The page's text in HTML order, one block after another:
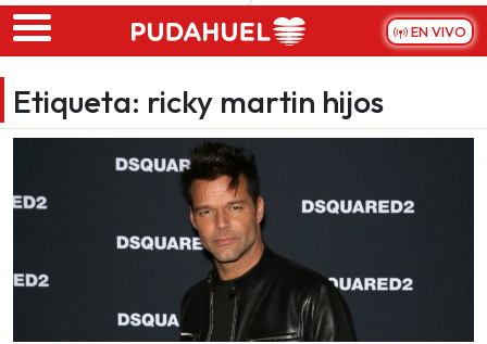
Skip to main content
EN VIVO
Etiqueta: ricky martin hijos